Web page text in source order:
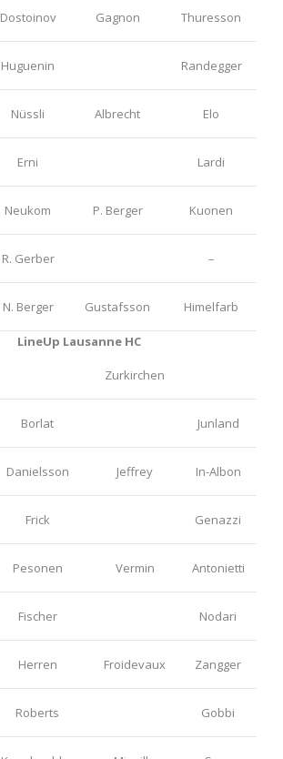
Dostoinov Gagnon Thuresson
Huguenin Randegger
Nüssli Albrecht Elo
Erni Lardi
Neukom P. Berger Kuonen
R. Gerber –
N. Berger Gustafsson Himelfarb
LineUp Lausanne HC
Zurkirchen
Borlat Junland
Danielsson Jeffrey In-Albon
Frick Genazzi
Pesonen Vermin Antonietti
Fischer Nodari
Herren Froidevaux Zangger
Roberts Gobbi